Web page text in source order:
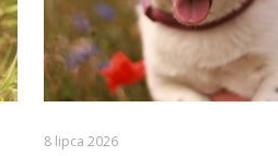
8 lipca 2026